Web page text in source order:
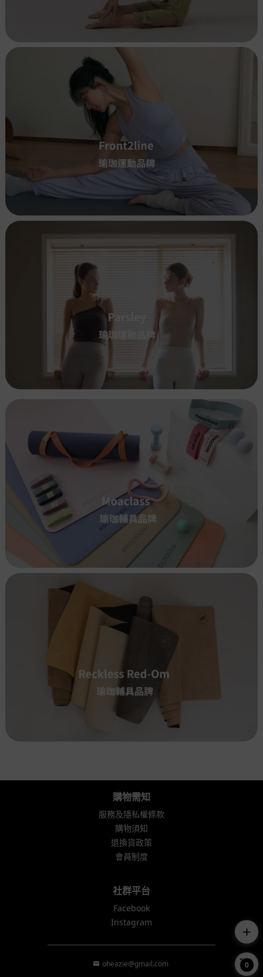
購物需知
服務及隱私權條款
購物須知
退換貨政策
會員制度
社群平台
Facebook
Instagram
oheazie@gmail.com
add
0